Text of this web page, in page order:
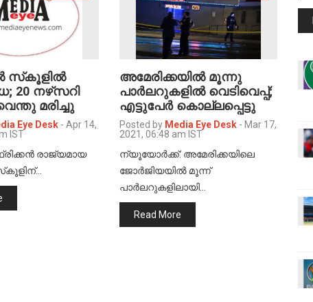
സ്‌കൂളില്‍
20 നഴ്‌സറി
മരിച്ചു
Eye Desk - Apr 14,
IST
രാജ്യമായ
അമേരിക്കയില്‍ മൂന്നു
പാര്‍ലറുകളില്‍ വെടിവെപ്പ്;
എട്ടുപേര്‍ കൊല്ലപ്പെട്ടു
Posted by Media Eye Desk - Mar 17,
2021, 06:48 am IST
ന്യൂയോര്‍ക്ക്: അമേരിക്കയിലെ
ജോര്‍ജിയയില്‍ മൂന്ന്
പാര്‍ലറുകളിലായി…
Read More